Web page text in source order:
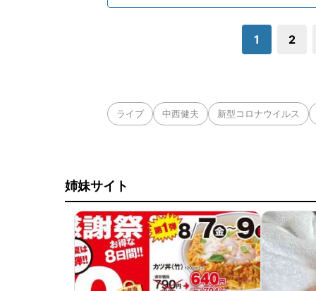
1 2
ライブ 中西健夫 新型コロナウイルス
姉妹サイト